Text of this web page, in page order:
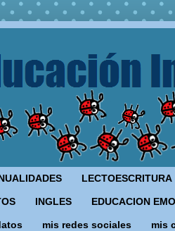
LECTOESCRITURA
INGLES EDUCACION
mis redes sociales mis